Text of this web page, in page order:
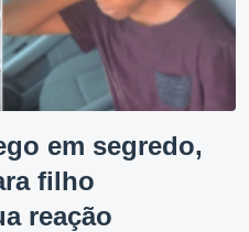
em segredo,
filho
reação